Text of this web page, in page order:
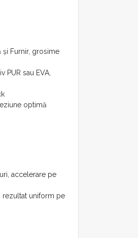
și Furnir, grosime
PUR sau EVA,
optimă
accelerare pe
rezultat uniform pe